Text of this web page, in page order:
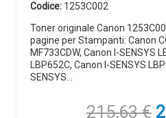
Codice: 1253C002
Toner originale Canon
pagine per Stampanti: Canon
MF733CDW, Canon I-SENSYS
LBP652C, Canon I-SENSYS
SENSYS…
215,63€ Il